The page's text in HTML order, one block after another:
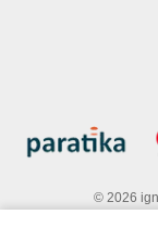
© 2026